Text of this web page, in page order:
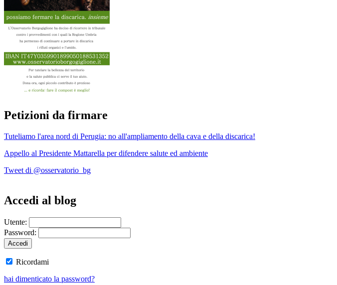
Petizioni da firmare
Tuteliamo l'area nord di Perugia: no all'ampliamento della cava e della discarica!
Appello al Presidente Mattarella per difendere salute ed ambiente
Tweet di @osservatorio_bg
Accedi al blog
Utente:
Password:
Ricordami
hai dimenticato la password?